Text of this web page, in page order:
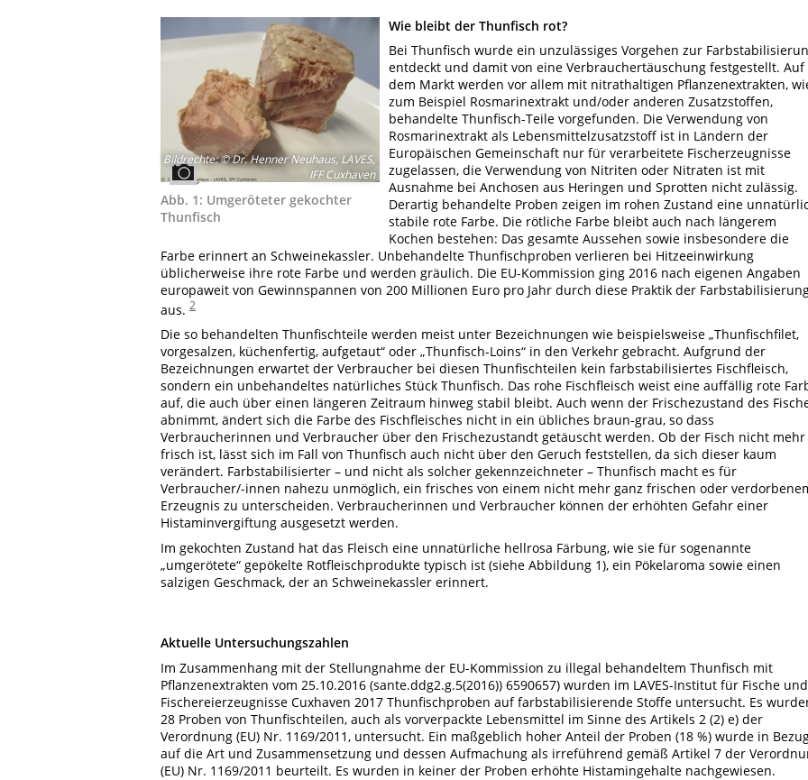
Bildrechte:© Dr. Henner Neuhaus, LAVES,
IFF Cuxhaven
Abb. 1: Umgeröteter gekochter
Thunfisch
Wie bleibt der Thunfisch rot?
Bei Thunfisch wurde ein unzulässiges Vorgehen zur
entdeckt und damit von eine Verbrauchertäuschung festgestellt. Auf
dem Markt werden vor allem mit nitrathaltigen Pflanzenextrakten,
zum Beispiel Rosmarinextrakt und/oder anderen Zusatzstoffen,
behandelte Thunfisch-Teile vorgefunden. Die Verwendung von
Rosmarinextrakt als Lebensmittelzusatzstoff ist in Ländern der
Europäischen Gemeinschaft nur für verarbeitete Fischerzeugnisse
zugelassen, die Verwendung von Nitriten oder Nitraten ist mit
Ausnahme bei Anchosen aus Heringen und Sprotten nicht zulässig.
Derartig behandelte Proben zeigen im rohen Zustand eine
stabile rote Farbe. Die rötliche Farbe bleibt auch nach längerem
Kochen bestehen: Das gesamte Aussehen sowie insbesondere die
Farbe erinnert an Schweinekassler. Unbehandelte Thunfischproben verlieren bei Hitzeeinwirkung
üblicherweise ihre rote Farbe und werden gräulich. Die EU-Kommission ging 2016 nach eigenen Angaben
europaweit von Gewinnspannen von 200 Millionen Euro pro Jahr durch diese Praktik der
aus. 2
Die so behandelten Thunfischteile werden meist unter Bezeichnungen wie beispielsweise „Thunfischfilet,
vorgesalzen, küchenfertig, aufgetaut“ oder „Thunfisch-Loins“ in den Verkehr gebracht. Aufgrund der
Bezeichnungen erwartet der Verbraucher bei diesen Thunfischteilen kein farbstabilisiertes Fischfleisch,
sondern ein unbehandeltes natürliches Stück Thunfisch. Das rohe Fischfleisch weist eine auffällig rote
auf, die auch über einen längeren Zeitraum hinweg stabil bleibt. Auch wenn der Frischezustand des
abnimmt, ändert sich die Farbe des Fischfleisches nicht in ein übliches braun-grau, so dass
Verbraucherinnen und Verbraucher über den Frischezustandt getäuscht werden. Ob der Fisch nicht mehr
frisch ist, lässt sich im Fall von Thunfisch auch nicht über den Geruch feststellen, da sich dieser kaum
verändert. Farbstabilisierter – und nicht als solcher gekennzeichneter – Thunfisch macht es für
Verbraucher/-innen nahezu unmöglich, ein frisches von einem nicht mehr ganz frischen oder
Erzeugnis zu unterscheiden. Verbraucherinnen und Verbraucher können der erhöhten Gefahr einer
Histaminvergiftung ausgesetzt werden.
Im gekochten Zustand hat das Fleisch eine unnatürliche hellrosa Färbung, wie sie für sogenannte
„umgerötete“ gepökelte Rotfleischprodukte typisch ist (siehe Abbildung 1), ein Pökelaroma sowie einen
salzigen Geschmack, der an Schweinekassler erinnert.
Aktuelle Untersuchungszahlen
Im Zusammenhang mit der Stellungnahme der EU-Kommission zu illegal behandeltem Thunfisch mit
Pflanzenextrakten vom 25.10.2016 (sante.ddg2.g.5(2016)) 6590657) wurden im LAVES-Institut für Fische und
Fischereierzeugnisse Cuxhaven 2017 Thunfischproben auf farbstabilisierende Stoffe untersucht. Es
28 Proben von Thunfischteilen, auch als vorverpackte Lebensmittel im Sinne des Artikels 2 (2) e) der
Verordnung (EU) Nr. 1169/2011, untersucht. Ein maßgeblich hoher Anteil der Proben (18 %) wurde in
auf die Art und Zusammensetzung und dessen Aufmachung als irreführend gemäß Artikel 7 der
(EU) Nr. 1169/2011 beurteilt. Es wurden in keiner der Proben erhöhte Histamingehalte nachgewiesen.